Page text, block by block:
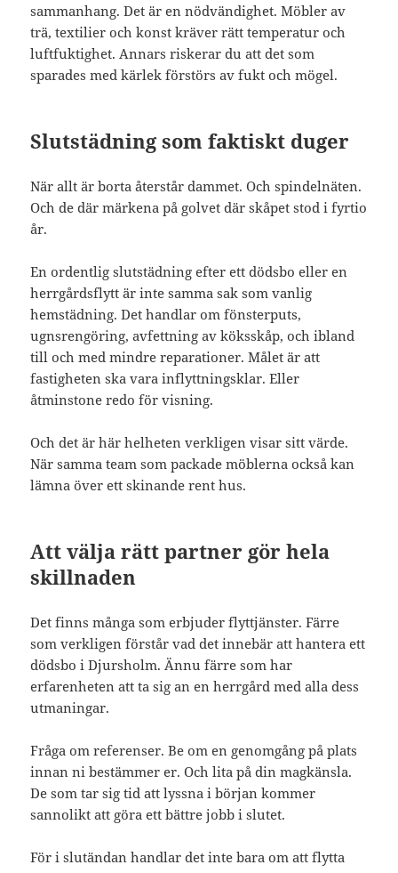
sammanhang. Det är en nödvändighet. Möbler av
trä, textilier och konst kräver rätt temperatur och
luftfuktighet. Annars riskerar du att det som
sparades med kärlek förstörs av fukt och mögel.
Slutstädning som faktiskt duger
När allt är borta återstår dammet. Och spindelnäten.
Och de där märkena på golvet där skåpet stod i fyrtio
år.
En ordentlig slutstädning efter ett dödsbo eller en
herrgårdsflytt är inte samma sak som vanlig
hemstädning. Det handlar om fönsterputs,
ugnsrengöring, avfettning av köksskåp, och ibland
till och med mindre reparationer. Målet är att
fastigheten ska vara inflyttningsklar. Eller
åtminstone redo för visning.
Och det är här helheten verkligen visar sitt värde.
När samma team som packade möblerna också kan
lämna över ett skinande rent hus.
Att välja rätt partner gör hela
skillnaden
Det finns många som erbjuder flyttjänster. Färre
som verkligen förstår vad det innebär att hantera ett
dödsbo i Djursholm. Ännu färre som har
erfarenheten att ta sig an en herrgård med alla dess
utmaningar.
Fråga om referenser. Be om en genomgång på plats
innan ni bestämmer er. Och lita på din magkänsla.
De som tar sig tid att lyssna i början kommer
sannolikt att göra ett bättre jobb i slutet.
För i slutändan handlar det inte bara om att flytta